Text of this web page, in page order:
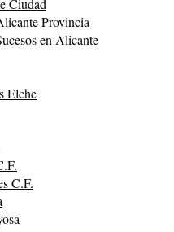
Ciudad
Provincia
en Alicante
Elche
C.F.